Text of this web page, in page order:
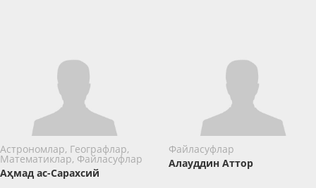
Астрономлар, Географлар,
Математиклар, Файласуфлар
Аҳмад ас-Сарахсий
Файласуфлар
Алауддин Аттор